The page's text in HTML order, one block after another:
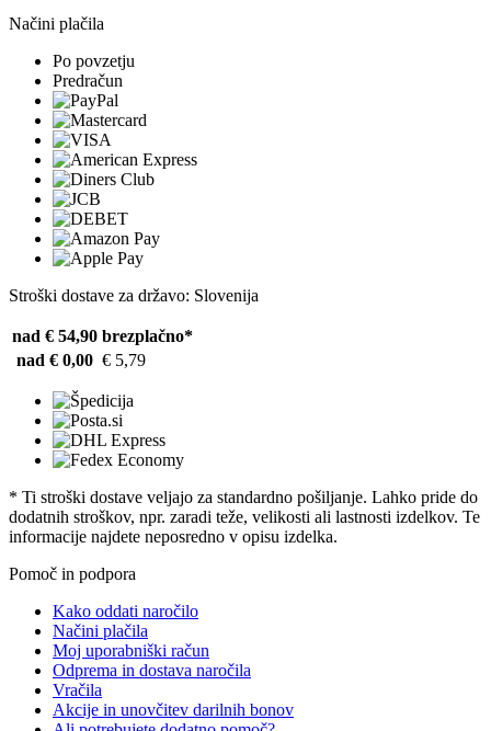
Načini plačila
Po povzetju
Predračun
Stroški dostave za državo: Slovenija
nad € 54,90 brezplačno*
nad € 0,00 € 5,79
* Ti stroški dostave veljajo za standardno pošiljanje. Lahko pride do
dodatnih stroškov, npr. zaradi teže, velikosti ali lastnosti izdelkov. Te
informacije najdete neposredno v opisu izdelka.
Pomoč in podpora
Kako oddati naročilo
Načini plačila
Moj uporabniški račun
Odprema in dostava naročila
Vračila
Akcije in unovčitev darilnih bonov